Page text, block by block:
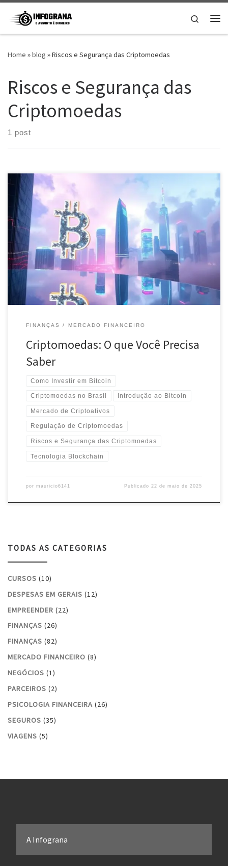
Skip to content
Search
Home »blog »Riscos e Segurança das Criptomoedas
Riscos e Segurança das
Criptomoedas
1 post
Guia para iniciantes: aprenda sobre Bitcoin e criptomoedas, e
como elas funcionam no mercado financeiro atual.
FINANÇAS MERCADO FINANCEIRO
Criptomoedas: O que Você Precisa
Saber
Como Investir em Bitcoin
Criptomoedas no Brasil Introdução ao Bitcoin
Mercado de Criptoativos
Regulação de Criptomoedas
Riscos e Segurança das Criptomoedas
Tecnologia Blockchain
por mauricio6141 Publicado22 de maio de 2025
TODAS AS CATEGORIAS
CURSOS (10)
DESPESAS EM GERAIS (12)
EMPREENDER (22)
FINANÇAS (26)
FINANÇAS (82)
MERCADO FINANCEIRO (8)
NEGÓCIOS (1)
PARCEIROS (2)
PSICOLOGIA FINANCEIRA (26)
SEGUROS (35)
VIAGENS (5)
A Infograna